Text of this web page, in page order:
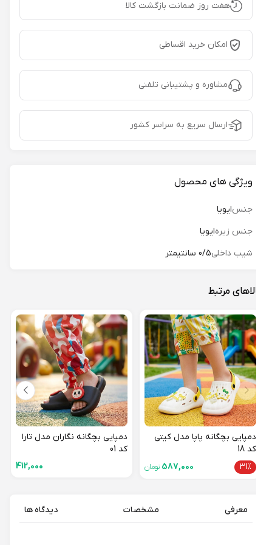
هفت روز ضمانت بازگشت کالا
امکان خرید اقساطی
مشاوره و پشتیبانی تلفنی
ارسال سریع به سراسر کشور
ویژگی های محصول
جنسایویا
جنس زیره ایویا
شیب داخلی0/5 سانتیمتر
مرتبط
دمپایی بچگانه پاپا مدل کیتی
31%
587,000تومان
دمپایی بچگانه نگاران مدل تارا
412,000
معرفی مشخصات دیدگاه ها